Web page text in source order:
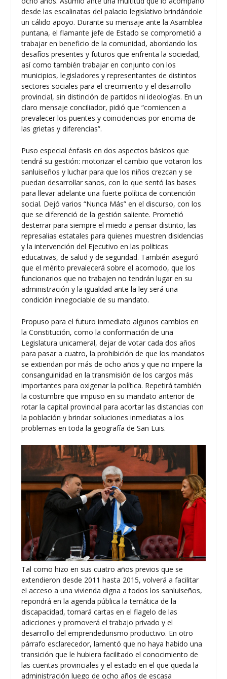
desde las escalinatas del palacio legislativo brindándole
un cálido apoyo. Durante su mensaje ante la Asamblea
puntana, el flamante jefe de Estado se comprometió a
trabajar en beneficio de la comunidad, abordando los
desafíos presentes y futuros que enfrenta la sociedad,
así como también trabajar en conjunto con los
municipios, legisladores y representantes de distintos
sectores sociales para el crecimiento y el desarrollo
provincial, sin distinción de partidos ni ideologías. En un
claro mensaje conciliador, pidió que “comiencen a
prevalecer los puentes y coincidencias por encima de
las grietas y diferencias”.
Puso especial énfasis en dos aspectos básicos que
tendrá su gestión: motorizar el cambio que votaron los
sanluiseños y luchar para que los niños crezcan y se
puedan desarrollar sanos, con lo que sentó las bases
para llevar adelante una fuerte política de contención
social. Dejó varios “Nunca Más” en el discurso, con los
que se diferenció de la gestión saliente. Prometió
desterrar para siempre el miedo a pensar distinto, las
represalias estatales para quienes muestren disidencias
y la intervención del Ejecutivo en las políticas
educativas, de salud y de seguridad. También aseguró
que el mérito prevalecerá sobre el acomodo, que los
funcionarios que no trabajen no tendrán lugar en su
administración y la igualdad ante la ley será una
condición innegociable de su mandato.
Propuso para el futuro inmediato algunos cambios en
la Constitución, como la conformación de una
Legislatura unicameral, dejar de votar cada dos años
para pasar a cuatro, la prohibición de que los mandatos
se extiendan por más de ocho años y que no impere la
consanguinidad en la transmisión de los cargos más
importantes para oxigenar la política. Repetirá también
la costumbre que impuso en su mandato anterior de
rotar la capital provincial para acortar las distancias con
la población y brindar soluciones inmediatas a los
problemas en toda la geografía de San Luis.
Tal como hizo en sus cuatro años previos que se
extendieron desde 2011 hasta 2015, volverá a facilitar
el acceso a una vivienda digna a todos los sanluiseños,
repondrá en la agenda pública la temática de la
discapacidad, tomará cartas en el flagelo de las
adicciones y promoverá el trabajo privado y el
desarrollo del emprendedurismo productivo. En otro
párrafo esclarecedor, lamentó que no haya habido una
transición que le hubiera facilitado el conocimiento de
las cuentas provinciales y el estado en el que queda la
administración luego de ocho años de escasa